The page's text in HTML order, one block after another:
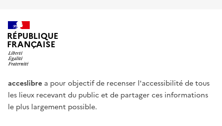
RÉPUBLIQUE
FRANÇAISE
acceslibre a pour objectif de recenser l'accessibilité de tous
les lieux recevant du public et de partager ces informations
le plus largement possible.